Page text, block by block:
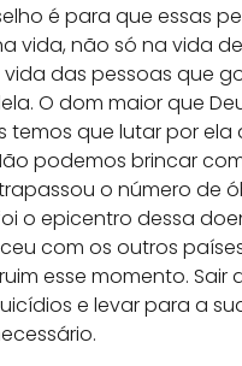
é para que essas
vida, não só na vida
das pessoas que
O dom maior que
temos que lutar por ela
podemos brincar
o número de
o epicentro dessa
com os outros
esse momento. Sair
e levar para a